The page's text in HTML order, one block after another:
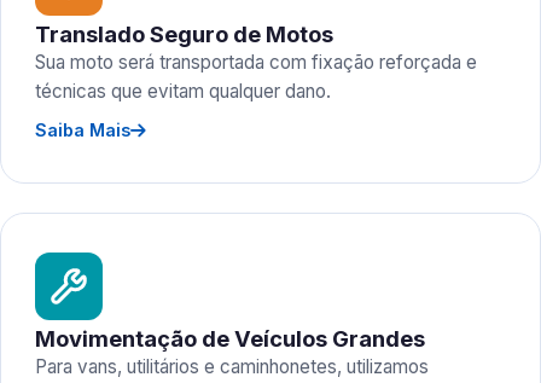
Translado Seguro de Motos
Sua moto será transportada com fixação reforçada e
técnicas que evitam qualquer dano.
Saiba Mais
Movimentação de Veículos Grandes
Para vans, utilitários e caminhonetes, utilizamos